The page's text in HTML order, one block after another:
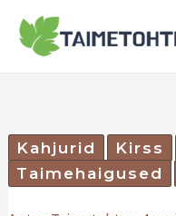
content
Kahjurid Kirss
Taimehaigused